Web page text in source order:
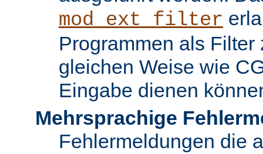
mod_ext_filter
Programmen als Filter
gleichen Weise wie
Eingabe dienen
Mehrsprachige
Fehlermeldungen die